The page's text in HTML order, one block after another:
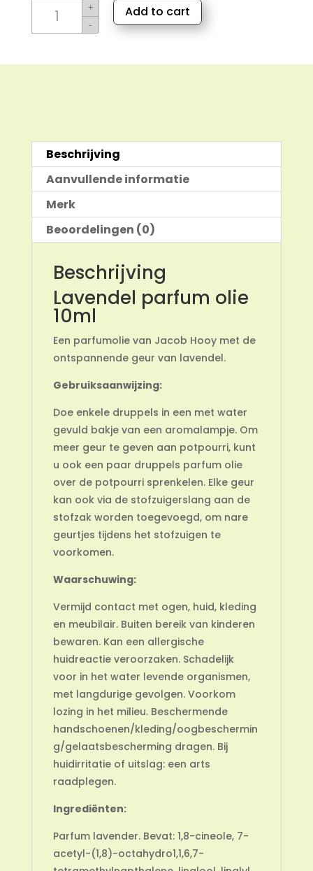
parfum
olie
aantal
+
-
Add to cart
Beschrijving
Aanvullende informatie
Merk
Beoordelingen (0)
Beschrijving
Lavendel parfum olie
10ml
Een parfumolie van Jacob Hooy met de
ontspannende geur van lavendel.
Gebruiksaanwijzing:
Doe enkele druppels in een met water
gevuld bakje van een aromalampje. Om
meer geur te geven aan potpourri, kunt
u ook een paar druppels parfum olie
over de potpourri sprenkelen. Elke geur
kan ook via de stofzuigerslang aan de
stofzak worden toegevoegd, om nare
geurtjes tijdens het stofzuigen te
voorkomen.
Waarschuwing:
Vermijd contact met ogen, huid, kleding
en meubilair. Buiten bereik van kinderen
bewaren. Kan een allergische
huidreactie veroorzaken. Schadelijk
voor in het water levende organismen,
met langdurige gevolgen. Voorkom
lozing in het milieu. Beschermende
handschoenen/kleding/oogbeschermin
g/gelaatsbescherming dragen. Bij
huidirritatie of uitslag: een arts
raadplegen.
Ingrediënten:
Parfum lavender. Bevat: 1,8-cineole, 7-
acetyl-(1,8)-octahydro1,1,6,7-